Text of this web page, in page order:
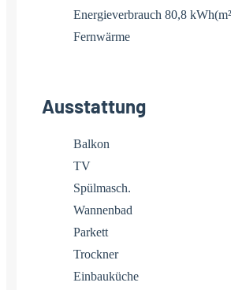
Energieverbrauch 80,8
Fernwärme
Ausstattung
Balkon
TV
Spülmasch.
Wannenbad
Parkett
Trockner
Einbauküche